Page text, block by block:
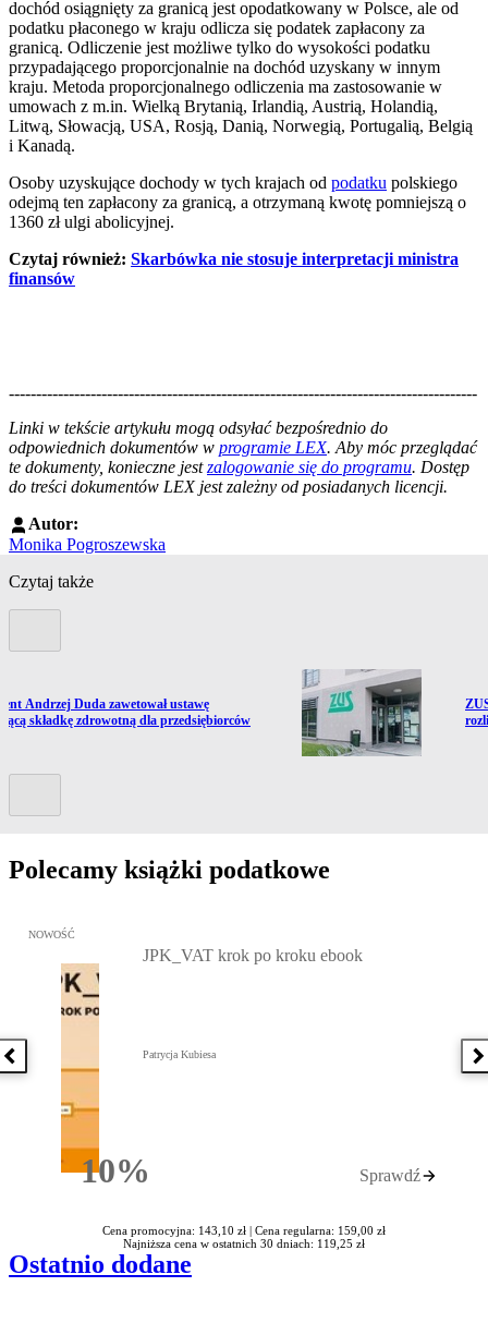
dochód osiągnięty za granicą jest opodatkowany w Polsce, ale od
podatku płaconego w kraju odlicza się podatek zapłacony za
granicą. Odliczenie jest możliwe tylko do wysokości podatku
przypadającego proporcjonalnie na dochód uzyskany w innym
kraju. Metoda proporcjonalnego odliczenia ma zastosowanie w
umowach z m.in. Wielką Brytanią, Irlandią, Austrią, Holandią,
Litwą, Słowacją, USA, Rosją, Danią, Norwegią, Portugalią, Belgią
i Kanadą.
Osoby uzyskujące dochody w tych krajach od podatku polskiego
odejmą ten zapłacony za granicą, a otrzymaną kwotę pomniejszą o
1360 zł ulgi abolicyjnej.
Czytaj również: Skarbówka nie stosuje interpretacji ministra
finansów
--------------------------------------------------------------------------------------
Linki w tekście artykułu mogą odsyłać bezpośrednio do
odpowiednich dokumentów w programie LEX. Aby móc przeglądać
te dokumenty, konieczne jestzalogowanie się do programu. Dostęp
do treści dokumentów LEX jest zależny od posiadanych licencji.
Autor:
Monika Pogroszewska
Czytaj także
do artykułu:
Andrzej Duda zawetował ustawę
składkę zdrowotną dla przedsiębiorców
Polecamy książki podatkowe
Poprzednia książka
Przejdź do: JPK_VAT krok po kroku ebook, Patrycja Kubiesa -
NOWOŚĆ
10%Rabatu
JPK_VAT krok po kroku ebook
Patrycja Kubiesa
Sprawdź
Cena promocyjna: 143,10 zł | Cena regularna: 159,00 zł
Najniższa cena w ostatnich 30 dniach: 119,25 zł
Ostatnio dodane